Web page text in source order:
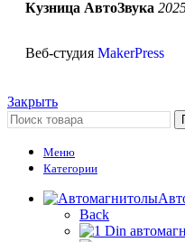
Кузница АвтоЗвука
Веб-студия MakerPress
Закрыть
Меню
Категории
Back